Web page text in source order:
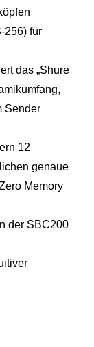
256) für
das „Shure
Sender
12
genaue
Memory
der SBC200